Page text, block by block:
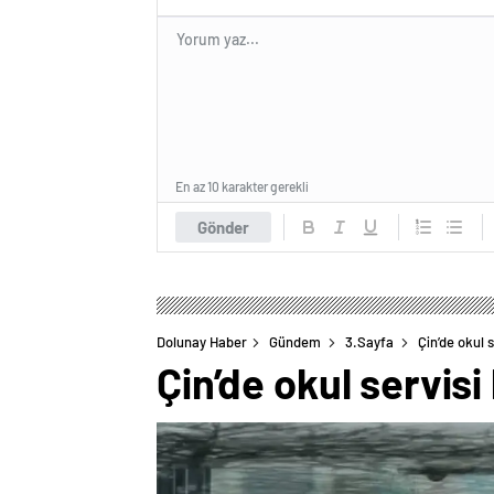
Gönder
En az 10 karakter gerekli
Dolunay Haber Gündem 3.Sayfa Çin’de okul
Çin’de okul servisi